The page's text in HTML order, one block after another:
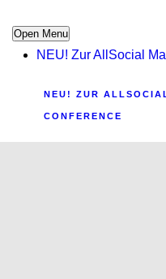
Open Menu
NEU! Zur AllSocial
NEU! ZUR
CONFERENCE